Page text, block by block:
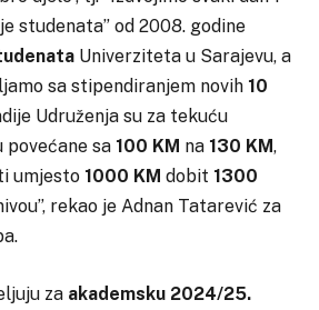
studenata” od 2008. godine
Univerziteta u Sarajevu, a
sa stipendiranjem novih 10
Udruženja su za tekuću
povećane sa 100 KM na 130 KM,
umjesto 1000 KM dobit 1300
rekao je Adnan Tatarević za
za akademsku 2024/25.